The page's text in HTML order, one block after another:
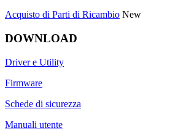
Acquisto di Parti di Ricambio New
DOWNLOAD
Driver e Utility
Firmware
Schede di sicurezza
Manuali utente